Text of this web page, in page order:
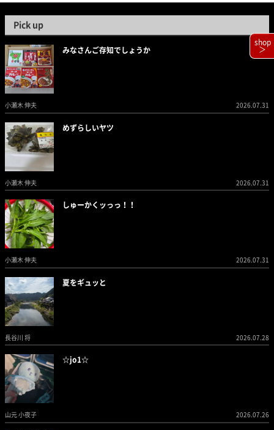
Pick up
みなさんご存知でしょうか
小瀬木 伸夫 2026.07.31
めずらしいヤツ
小瀬木 伸夫 2026.07.31
しゅーかくッっっ！！
小瀬木 伸夫 2026.07.31
夏をギュッと
長谷川 将 2026.07.28
☆jo1☆
山元 小夜子 2026.07.26
shop
＞